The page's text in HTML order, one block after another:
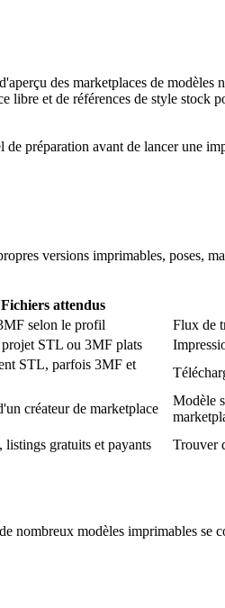
des marketplaces de modèles
libre et de références de style stock
préparation avant de lancer une
versions imprimables, poses,
Fichiers attendus
selon le profil
Flux de
STL ou 3MF plats
STL, parfois 3MF et
créateur de marketplace
Modèle
listings gratuits et payants Trouver
modèles imprimables se